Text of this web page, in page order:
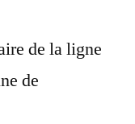
de la ligne
de